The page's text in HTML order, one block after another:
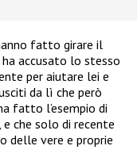
fatto girare il
ha accusato lo stesso
per aiutare lei e
da lì che però
fatto l’esempio di
che solo di recente
delle vere e proprie